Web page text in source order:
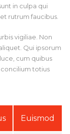
in culpa qui
rutrum faucibus.
vigiliae. Non
Qui ipsorum
cum quibus
totius
Euismod